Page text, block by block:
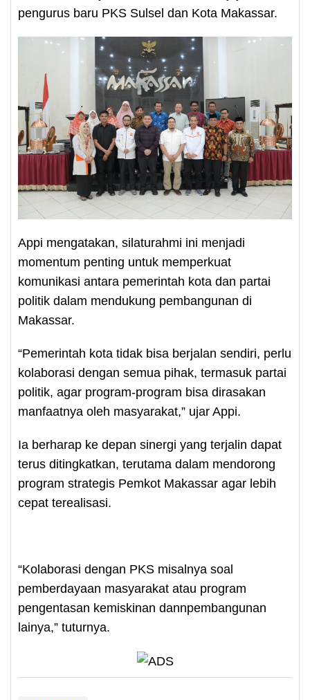
pengurus baru PKS Sulsel dan Kota Makassar.
Appi mengatakan, silaturahmi ini menjadi
momentum penting untuk memperkuat
komunikasi antara pemerintah kota dan partai
politik dalam mendukung pembangunan di
Makassar.
“Pemerintah kota tidak bisa berjalan sendiri, perlu
kolaborasi dengan semua pihak, termasuk partai
politik, agar program-program bisa dirasakan
manfaatnya oleh masyarakat,” ujar Appi.
Ia berharap ke depan sinergi yang terjalin dapat
terus ditingkatkan, terutama dalam mendorong
program strategis Pemkot Makassar agar lebih
cepat terealisasi.
“Kolaborasi dengan PKS misalnya soal
pemberdayaan masyarakat atau program
pengentasan kemiskinan dannpembangunan
lainya,” tuturnya.